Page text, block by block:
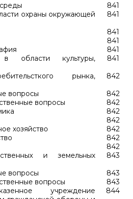
841
охраны окружающей
841
841
841
841
области культуры,
841
рынка,
842
вопросы
842
вопросы
842
842
842
хозяйство
842
842
842
и земельных
843
вопросы
843
вопросы
843
учреждение
844